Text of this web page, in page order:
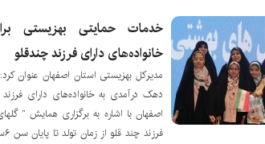
خدمات حمایتی بهزیستی
خانواده‌های دارای فرزند چندقلو
مدیرکل بهزیستی استان اصفهان عنوان
دهک درآمدی به خانواده‌های دارای
اصفهان با اشاره به برگزاری همایش ”